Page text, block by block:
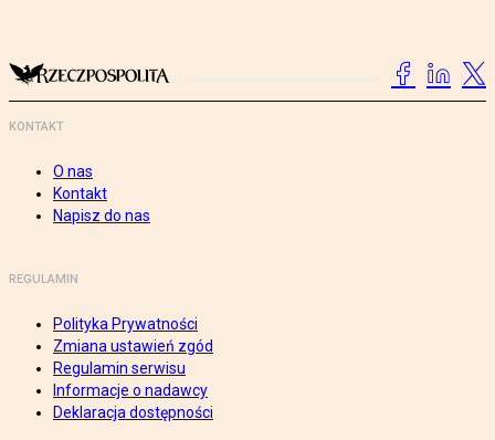
KONTAKT
O nas
Kontakt
Napisz do nas
REGULAMIN
Polityka Prywatności
Zmiana ustawień zgód
Regulamin serwisu
Informacje o nadawcy
Deklaracja dostępności